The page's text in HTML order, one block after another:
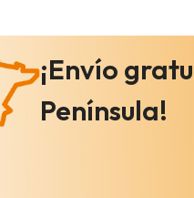
¡Envío
Península!